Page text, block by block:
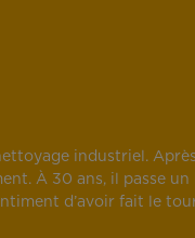
industriel.
À 30 ans, il passe
d’avoir fait le